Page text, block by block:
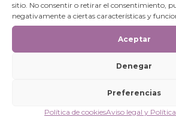
sitio. No consentir o retirar el consentimiento,
negativamente a ciertas características y
Aceptar
Denegar
Preferencias
Política de cookiesAviso legal y